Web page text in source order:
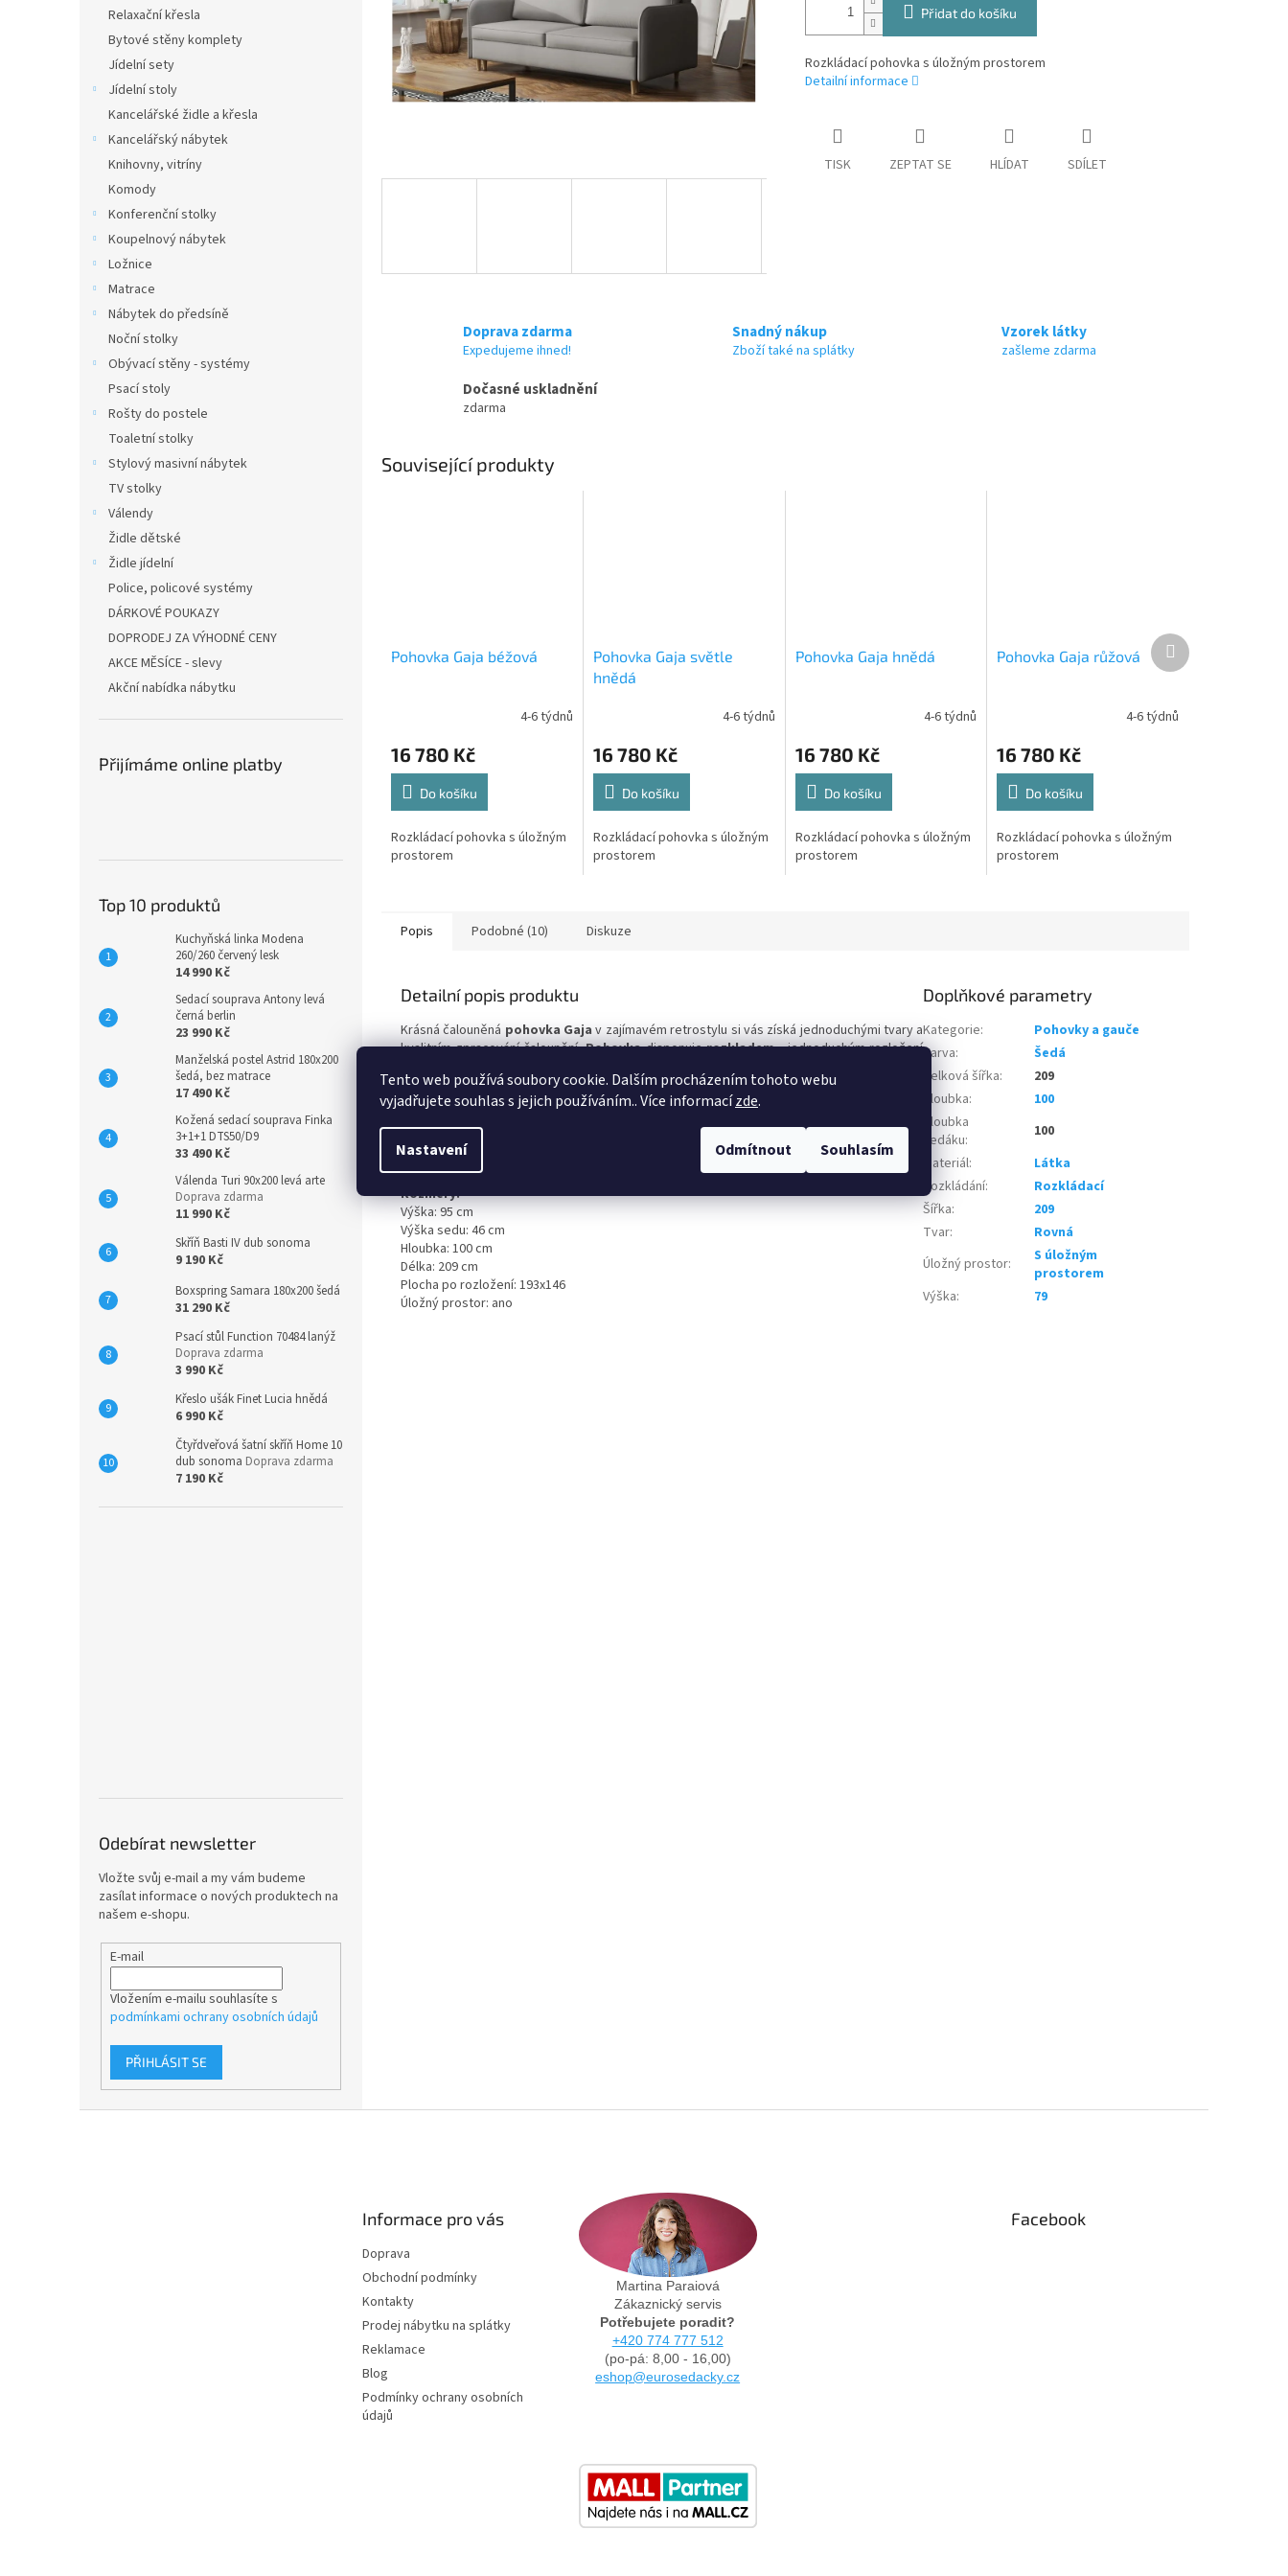
Tento web používá soubory cookie. Dalším procházením tohoto webu
vyjadřujete souhlas s jejich používáním.. Více informacízde.
Nastavení Odmítnout Souhlasím
Relaxační křesla
Bytové stěny komplety
Jídelní sety
Jídelní stoly
Kancelářské židle a křesla
Kancelářský nábytek
Knihovny, vitríny
Komody
Konferenční stolky
Koupelnový nábytek
Ložnice
Matrace
Nábytek do předsíně
Noční stolky
Obývací stěny - systémy
Psací stoly
Rošty do postele
Toaletní stolky
Stylový masivní nábytek
TV stolky
Válendy
Židle dětské
Židle jídelní
Police, policové systémy
DÁRKOVÉ POUKAZY
DOPRODEJ ZA VÝHODNÉ CENY
AKCE MĚSÍCE - slevy
Akční nabídka nábytku
Přijímáme online platby
Top 10 produktů
Kuchyňská linka Modena
260/260 červený lesk
14 990 Kč
Sedací souprava Antony levá
černá berlin
23 990 Kč
Manželská postel Astrid 180x200
šedá, bez matrace
17 490 Kč
Kožená sedací souprava Finka
3+1+1 DTS50/D9
33 490 Kč
Válenda Turi 90x200 levá arte
Doprava zdarma
11 990 Kč
Skříň Basti IV dub sonoma
9 190 Kč
Boxspring Samara 180x200 šedá
31 290 Kč
Psací stůl Function 70484 lanýž
Doprava zdarma
3 990 Kč
Křeslo ušák Finet Lucia hnědá
6 990 Kč
Čtyřdveřová šatní skříň Home 10
dub sonoma Doprava zdarma
7 190 Kč
Odebírat newsletter
Vložte svůj e-mail a my vám budeme
zasílat informace o nových produktech na
našem e-shopu.
E-mail
Vložením e-mailu souhlasíte s
podmínkami ochrany osobních údajů
PŘIHLÁSIT SE
Přidat do košíku
Rozkládací pohovka s úložným prostorem
Detailní informace
TISK ZEPTAT SE HLÍDAT SDÍLET
Doprava zdarma
Expedujeme ihned!
Snadný nákup
Zboží také na splátky
Vzorek látky
zašleme zdarma
Dočasné uskladnění
zdarma
Související produkty
Pohovka Gaja béžová
4-6 týdnů
16 780 Kč
Do košíku
Rozkládací pohovka s úložným
prostorem
Pohovka Gaja světle
hnědá
4-6 týdnů
16 780 Kč
Do košíku
Rozkládací pohovka s úložným
prostorem
Pohovka Gaja hnědá
4-6 týdnů
16 780 Kč
Do košíku
Rozkládací pohovka s úložným
prostorem
Pohovka Gaja růžová
4-6 týdnů
16 780 Kč
Do košíku
Rozkládací pohovka s úložným
prostorem
Další
produkt
Popis Podobné (10) Diskuze
Detailní popis produktu
Krásná čalouněná pohovka Gajav zajímavém retrostylu si vás získá jednoduchými tvary a
kvalitním zpracování čalounění.Pohovkadisponujerozkladem- jednoduchým rozložení
úložný prostor.Velmi zajímavým prvkem jsoudřevěné nožky. Pohodlí
zajišťuje výplň sedáku z vlnitých pružin Falista v kombinaci s kvalitní PUR pěnou. Vybrat si
Zobrazení barev na fotografii se může od skutečnosti lišit.
Pokud nám zavoláte
nebo napíšete, velice rádi zodpovíme na Vaše dotazy.
Rozměry:
Výška: 95 cm
Výška sedu: 46 cm
Hloubka: 100 cm
Délka: 209 cm
Plocha po rozložení: 193x146
Úložný prostor: ano
Doplňkové parametry
Kategorie:
Pohovky a gauče
Barva:
Šedá
Celková šířka:
209
Hloubka:
100
Hloubka
sedáku:
100
Materiál:
Látka
Rozkládání:
Rozkládací
Šířka:
209
Tvar:
Rovná
Úložný prostor:
S úložným
prostorem
Výška: 79
Informace pro vás
Doprava
Obchodní podmínky
Kontakty
Prodej nábytku na splátky
Reklamace
Blog
Podmínky ochrany osobních
údajů
Martina Paraiová
Zákaznický servis
Potřebujete poradit?
+420 774 777 512
(po-pá: 8,00 - 16,00)
eshop@eurosedacky.cz
Facebook